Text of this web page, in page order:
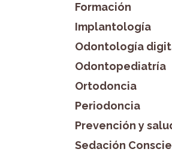
Formación
Implantología
Odontología
Odontopediatría
Ortodoncia
Periodoncia
Prevención y
Sedación